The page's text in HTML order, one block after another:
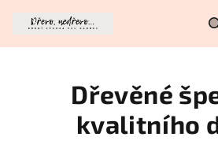
Dřevěné
kvalitního